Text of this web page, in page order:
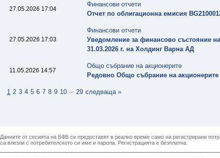
27.05.2026 17:04
Финансови отчети
Отчет по облигационна емисия
27.05.2026 17:03
Финансови отчети
Уведомление за финансово състояние
31.03.2026 г. на Холдинг Варна АД
11.05.2026 14:57
Общо събрание на акционерите
Редовно Общо събрание на
1 2 3 4 5 6 7 8 9 10 ... 29 следваща »
Данните от сесията на БФБ се предоставят в реално време само на регистрирани
са влезли с потребителското си име и парола. Регистрацията е безплатна.